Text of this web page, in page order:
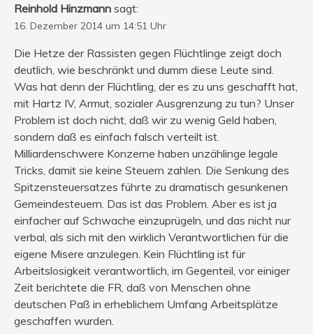
Reinhold Hinzmann sagt:
16. Dezember 2014 um 14:51 Uhr
Die Hetze der Rassisten gegen Flüchtlinge zeigt doch
deutlich, wie beschränkt und dumm diese Leute sind.
Was hat denn der Flüchtling, der es zu uns geschafft hat,
mit Hartz IV, Armut, sozialer Ausgrenzung zu tun? Unser
Problem ist doch nicht, daß wir zu wenig Geld haben,
sondern daß es einfach falsch verteilt ist.
Milliardenschwere Konzerne haben unzählinge legale
Tricks, damit sie keine Steuern zahlen. Die Senkung des
Spitzensteuersatzes führte zu dramatisch gesunkenen
Gemeindesteuern. Das ist das Problem. Aber es ist ja
einfacher auf Schwache einzuprügeln, und das nicht nur
verbal, als sich mit den wirklich Verantwortlichen für die
eigene Misere anzulegen. Kein Flüchtling ist für
Arbeitslosigkeit verantwortlich, im Gegenteil, vor einiger
Zeit berichtete die FR, daß von Menschen ohne
deutschen Paß in erheblichem Umfang Arbeitsplätze
geschaffen wurden.